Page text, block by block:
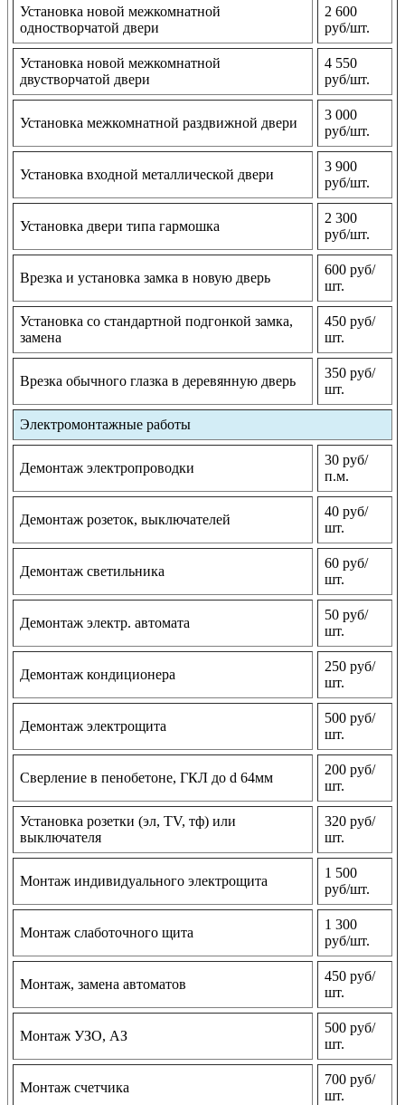
Установка новой межкомнатной
одностворчатой двери
2 600
руб/шт.
Установка новой межкомнатной
двустворчатой двери
4 550
руб/шт.
Установка межкомнатной раздвижной двери
3 000
руб/шт.
Установка входной металлической двери
3 900
руб/шт.
Установка двери типа гармошка
2 300
руб/шт.
Врезка и установка замка в новую дверь
600 руб/
шт.
Установка со стандартной подгонкой замка,
замена
450 руб/
шт.
Врезка обычного глазка в деревянную дверь
350 руб/
шт.
Электромонтажные работы
Демонтаж электропроводки
30 руб/
п.м.
Демонтаж розеток, выключателей
40 руб/
шт.
Демонтаж светильника
60 руб/
шт.
Демонтаж электр. автомата
50 руб/
шт.
Демонтаж кондиционера
250 руб/
шт.
Демонтаж электрощита
500 руб/
шт.
Сверление в пенобетоне, ГКЛ до d 64мм
200 руб/
шт.
Установка розетки (эл, TV, тф) или
выключателя
320 руб/
шт.
Монтаж индивидуального электрощита
1 500
руб/шт.
Монтаж слаботочного щита
1 300
руб/шт.
Монтаж, замена автоматов
450 руб/
шт.
Монтаж УЗО, АЗ
500 руб/
шт.
Монтаж счетчика
700 руб/
шт.